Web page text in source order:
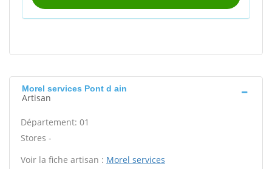
Morel services Pont d ain
Artisan
Département: 01
Stores -
Voir la fiche artisan : Morel services